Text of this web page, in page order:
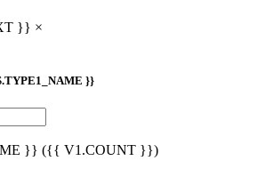
}} ×
}}
}} ({{ V1.COUNT }})